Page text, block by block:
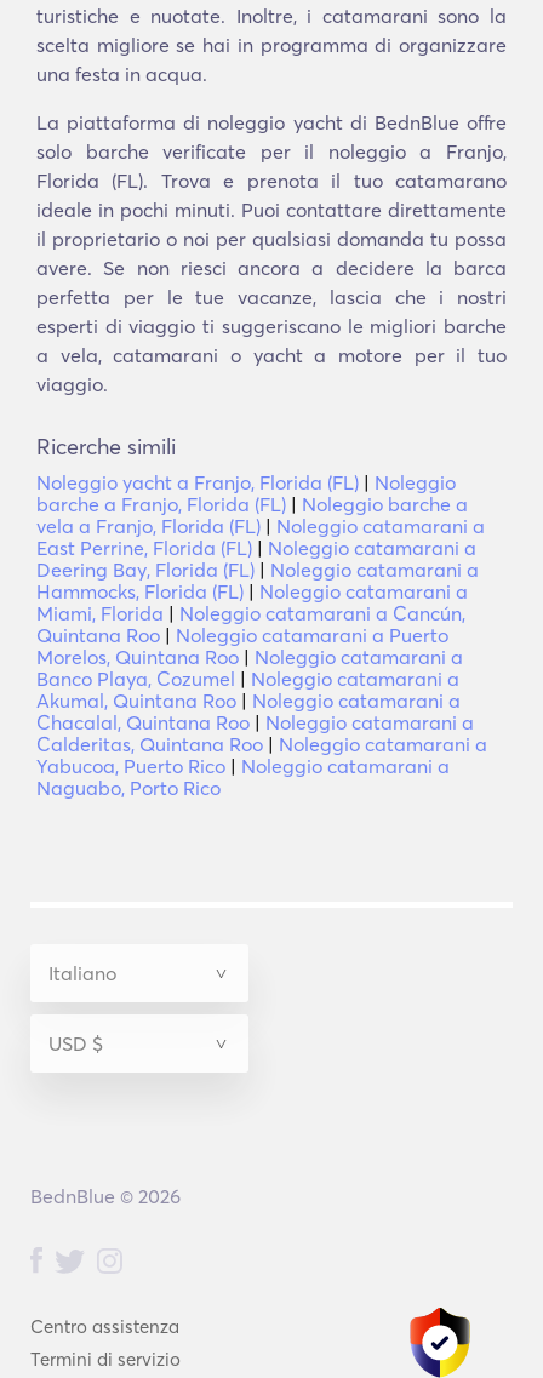
turistiche e nuotate. Inoltre, i catamarani sono la
scelta migliore se hai in programma di organizzare
una festa in acqua.
La piattaforma di noleggio yacht di BednBlue offre
solo barche verificate per il noleggio a Franjo,
Florida (FL). Trova e prenota il tuo catamarano
ideale in pochi minuti. Puoi contattare direttamente
il proprietario o noi per qualsiasi domanda tu possa
avere. Se non riesci ancora a decidere la barca
perfetta per le tue vacanze, lascia che i nostri
esperti di viaggio ti suggeriscano le migliori barche
a vela, catamarani o yacht a motore per il tuo
viaggio.
Ricerche simili
Noleggio yacht a Franjo, Florida (FL) | Noleggio
barche a Franjo, Florida (FL) | Noleggio barche a
vela a Franjo, Florida (FL) | Noleggio catamarani a
East Perrine, Florida (FL) | Noleggio catamarani a
Deering Bay, Florida (FL) | Noleggio catamarani a
Hammocks, Florida (FL) | Noleggio catamarani a
Miami, Florida | Noleggio catamarani a Cancún,
Quintana Roo | Noleggio catamarani a Puerto
Morelos, Quintana Roo | Noleggio catamarani a
Banco Playa, Cozumel | Noleggio catamarani a
Akumal, Quintana Roo | Noleggio catamarani a
Chacalal, Quintana Roo | Noleggio catamarani a
Calderitas, Quintana Roo | Noleggio catamarani a
Yabucoa, Puerto Rico | Noleggio catamarani a
Naguabo, Porto Rico
Centro assistenza
Termini di servizio
BednBlue © 2026